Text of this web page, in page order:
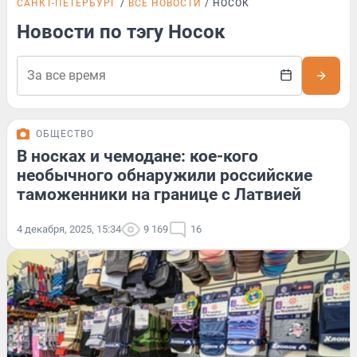
САНКТ-ПЕТЕРБУРГ ВСЕ НОВОСТИ НОСОК
Новости по тэгу Носок
ОБЩЕСТВО
В носках и чемодане: кое-кого
необычного обнаружили российские
таможенники на границе с Латвией
4 декабря, 2025, 15:34 9 169 16